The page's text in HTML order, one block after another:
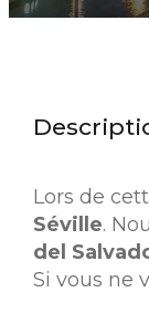
Lors de
Séville.
del
Si vous ne